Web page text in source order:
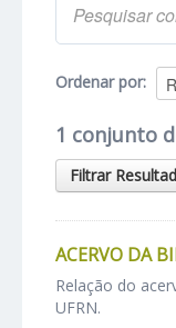
Ordenar por
1 conjunto
Filtrar
ACERVO DA
Relação do
UFRN.